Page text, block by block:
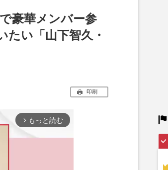
豪華メンバー参
たい「山下智久・
印刷
arrow_forward_ios もっと読む